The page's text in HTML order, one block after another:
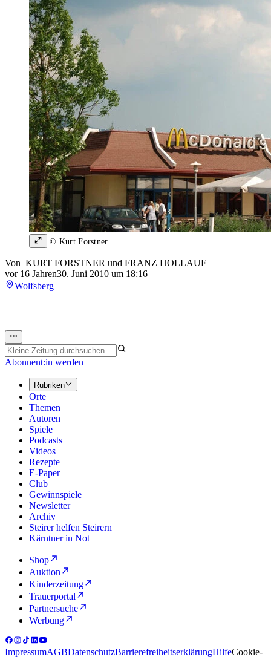
© Kurt Forstner
Von KURT FORSTNER und FRANZ HOLLAUF
vor 16 Jahren30. Juni 2010 um 18:16
Wolfsberg
Abonnent:in werden
Rubriken
Orte
Themen
Autoren
Spiele
Podcasts
Videos
Rezepte
E-Paper
Club
Gewinnspiele
Newsletter
Archiv
Steirer helfen Steirern
Kärntner in Not
Shop
Auktion
Kinderzeitung
Trauerportal
Partnersuche
Werbung
ImpressumAGBDatenschutzBarrierefreiheitserklärungHilfeCookie-